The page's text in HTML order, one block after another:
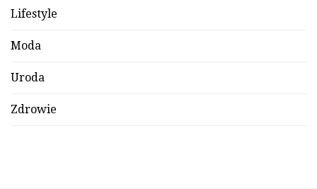
Lifestyle
Moda
Uroda
Zdrowie